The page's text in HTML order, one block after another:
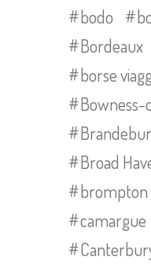
bodo
Bordeaux
borse
Broad
brompton
camargue